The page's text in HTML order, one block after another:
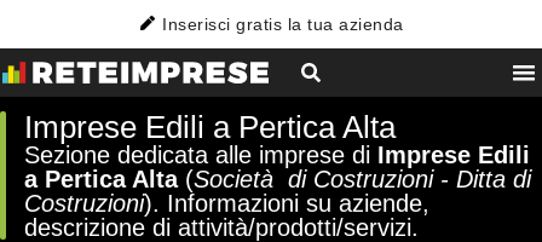
Inserisci gratis la tua azienda
Imprese Edili a Pertica Alta
Sezione dedicata alle imprese di Imprese Edili
a Pertica Alta(Società di Costruzioni - Ditta di
Costruzioni). Informazioni su aziende,
descrizione di attività/prodotti/servizi.